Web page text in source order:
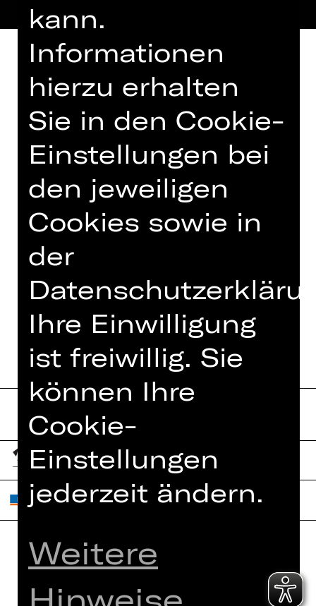
Roland Böer und unser neuer Solo-
Repetitor Shawn Chang präsentieren
am Klavier Ausschnitte des
Konzertprogramms.
Der Eintritt beinhaltet ein
alkoholfreies Gratisgetränk.
TERMINE UND BESETZUNG
Home
Spielplan
Interner Bereich
kann.
Informationen
hierzu erhalten
Sie in den Cookie-
Einstellungen bei
den jeweiligen
Cookies sowie in
der
Ihre Einwilligung
ist freiwillig. Sie
können Ihre
Cookie-
Einstellungen
jederzeit ändern.
Weitere
Hinweise